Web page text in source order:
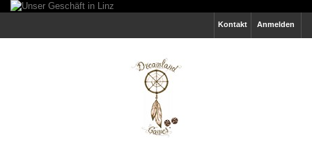
Anmelden
Kontakt